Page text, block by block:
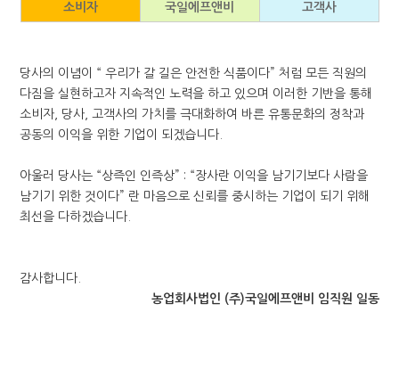
소비자 국일에프앤비 고객사
당사의 이념이 “ 우리가 갈 길은 안전한 식품이다” 처럼 모든 직원의
다짐을 실현하고자 지속적인 노력을 하고 있으며 이러한 기반을 통해
소비자, 당사, 고객사의 가치를 극대화하여 바른 유통문화의 정착과
공동의 이익을 위한 기업이 되겠습니다.
아울러 당사는 “상즉인 인즉상” : “장사란 이익을 남기기보다 사람을
남기기 위한 것이다” 란 마음으로 신뢰를 중시하는 기업이 되기 위해
최선을 다하겠습니다.
감사합니다.
농업회사법인 (주)국일에프앤비 임직원 일동